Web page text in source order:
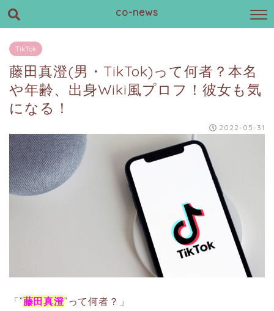
co-news
TikTok
藤田真澄(男・TikTok)って何者？本名
や年齢、出身Wiki風プロフ！彼女も気
になる！
2022-05-31
「”藤田真澄”って何者？」